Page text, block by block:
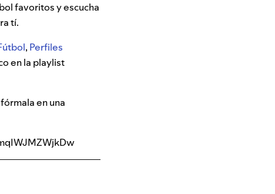
favoritos y escucha
tí.
, Perfiles
en la playlist
en una